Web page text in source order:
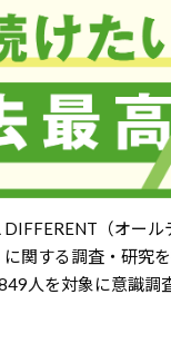
（オー
に関する調査・研究
人を対象に意識調